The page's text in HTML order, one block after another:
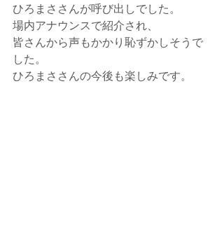
ひろまささんが呼び出しでした。
場内アナウンスで紹介され、
皆さんから声もかかり恥ずかしそうで
した。
ひろまささんの今後も楽しみです。